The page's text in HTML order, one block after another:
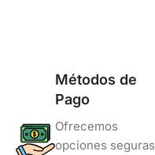
Métodos de
Pago
Ofrecemos
opciones seguras